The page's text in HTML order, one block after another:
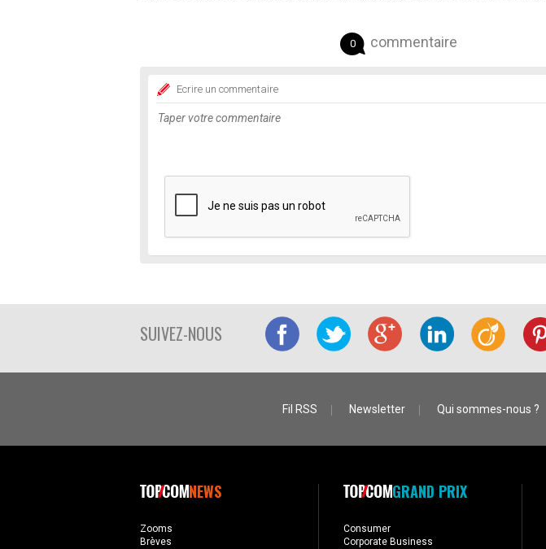
0 commentaire
Ecrire un commentaire
SUIVEZ-NOUS
Fil RSS Newsletter Qui sommes-nous ?
NEWS
Zooms
Brèves
GRAND PRIX
Consumer
Corporate Business